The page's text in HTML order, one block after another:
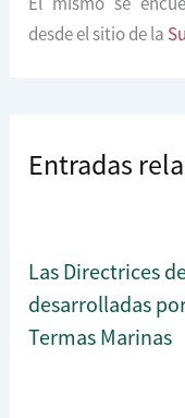
desde el sitio de la
Entradas
Las Directrices
desarrolladas
Termas Marinas